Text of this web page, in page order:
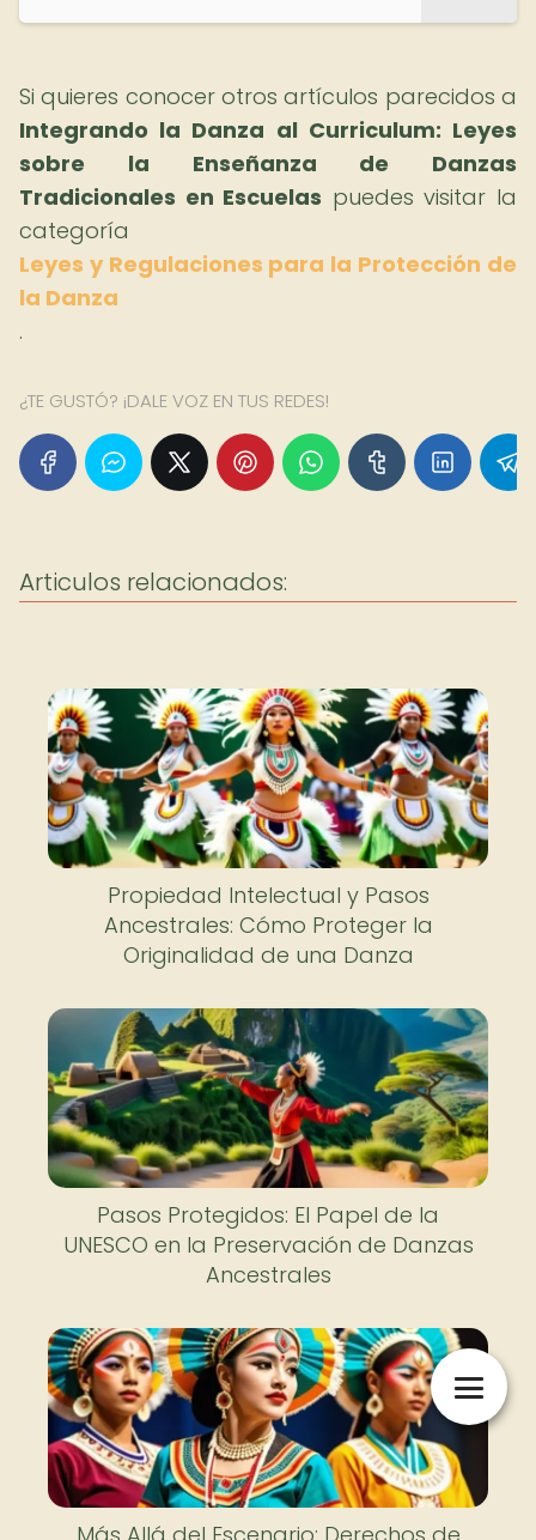
Si quieres conocer otros artículos parecidos a
Integrando la Danza al Curriculum: Leyes
sobre la Enseñanza de Danzas
Tradicionales en Escuelas puedes visitar la
categoría
Leyes y Regulaciones para la Protección de
la Danza
.
¿TE GUSTÓ? ¡DALE VOZ EN TUS REDES!
Articulos relacionados:
Propiedad Intelectual y Pasos
Ancestrales: Cómo Proteger la
Originalidad de una Danza
Pasos Protegidos: El Papel de la
UNESCO en la Preservación de Danzas
Ancestrales